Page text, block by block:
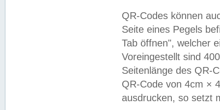
QR-Codes können
Seite eines Pegels
Tab öffnen", welcher
Voreingestellt sind
Seitenlänge des QR-
QR-Code von 4cm ×
ausdrucken, so setzt